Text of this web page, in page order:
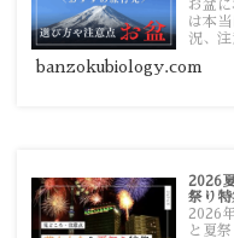
お盆
は本
況、
す。
banzokubiology.com
2026
祭り
2026
と夏